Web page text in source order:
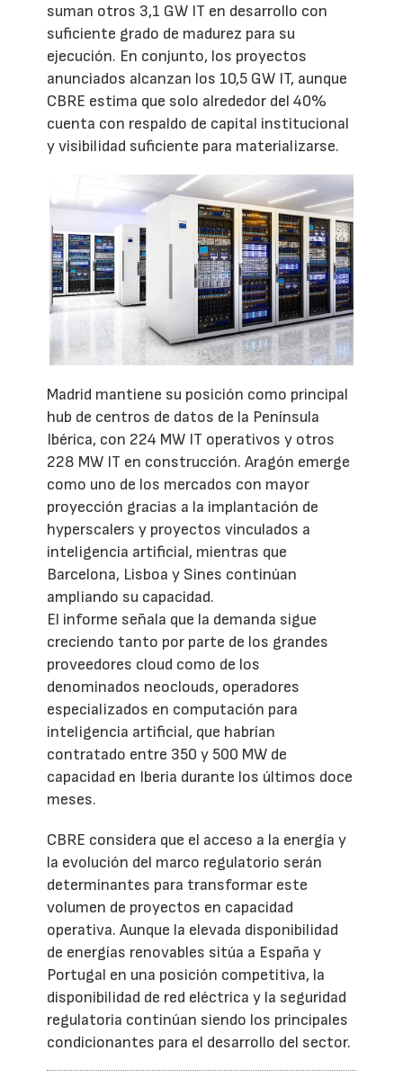
suman otros 3,1 GW IT en desarrollo con
suficiente grado de madurez para su
ejecución. En conjunto, los proyectos
anunciados alcanzan los 10,5 GW IT, aunque
CBRE estima que solo alrededor del 40%
cuenta con respaldo de capital institucional
y visibilidad suficiente para materializarse.
Madrid mantiene su posición como principal
hub de centros de datos de la Península
Ibérica, con 224 MW IT operativos y otros
228 MW IT en construcción. Aragón emerge
como uno de los mercados con mayor
proyección gracias a la implantación de
hyperscalers y proyectos vinculados a
inteligencia artificial, mientras que
Barcelona, Lisboa y Sines continúan
ampliando su capacidad.
El informe señala que la demanda sigue
creciendo tanto por parte de los grandes
proveedores cloud como de los
denominados neoclouds, operadores
especializados en computación para
inteligencia artificial, que habrían
contratado entre 350 y 500 MW de
capacidad en Iberia durante los últimos doce
meses.
CBRE considera que el acceso a la energía y
la evolución del marco regulatorio serán
determinantes para transformar este
volumen de proyectos en capacidad
operativa. Aunque la elevada disponibilidad
de energías renovables sitúa a España y
Portugal en una posición competitiva, la
disponibilidad de red eléctrica y la seguridad
regulatoria continúan siendo los principales
condicionantes para el desarrollo del sector.